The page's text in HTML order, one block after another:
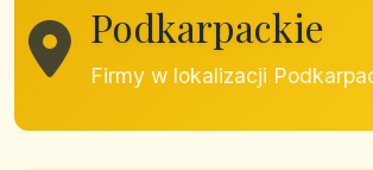
Podkarpackie
Firmy w lokalizacji